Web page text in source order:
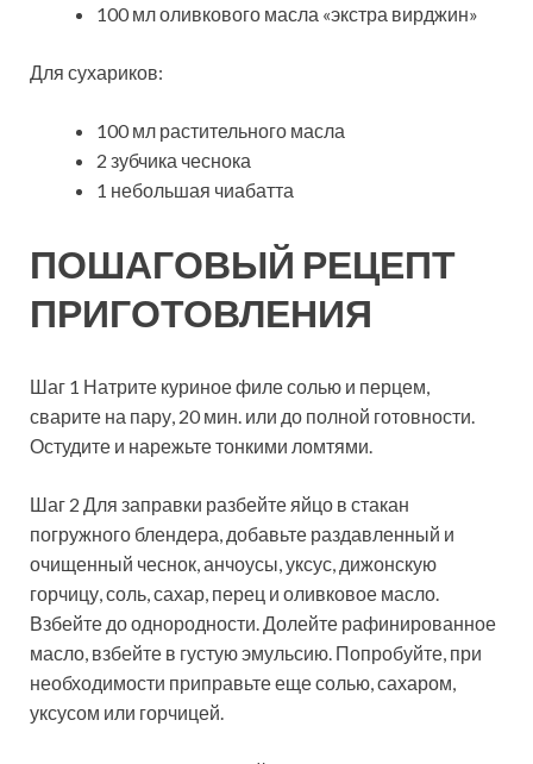
100 мл оливкового масла «экстра вирджин»
Для сухариков:
100 мл растительного масла
2 зубчика чеснока
1 небольшая чиабатта
ПОШАГОВЫЙ РЕЦЕПТ
ПРИГОТОВЛЕНИЯ
Шаг 1 Натрите куриное филе солью и перцем,
сварите на пару, 20 мин. или до полной готовности.
Остудите и нарежьте тонкими ломтями.
Шаг 2 Для заправки разбейте яйцо в стакан
погружного блендера, добавьте раздавленный и
очищенный чеснок, анчоусы, уксус, дижонскую
горчицу, соль, сахар, перец и оливковое масло.
Взбейте до однородности. Долейте рафинированное
масло, взбейте в густую эмульсию. Попробуйте, при
необходимости приправьте еще солью, сахаром,
уксусом или горчицей.